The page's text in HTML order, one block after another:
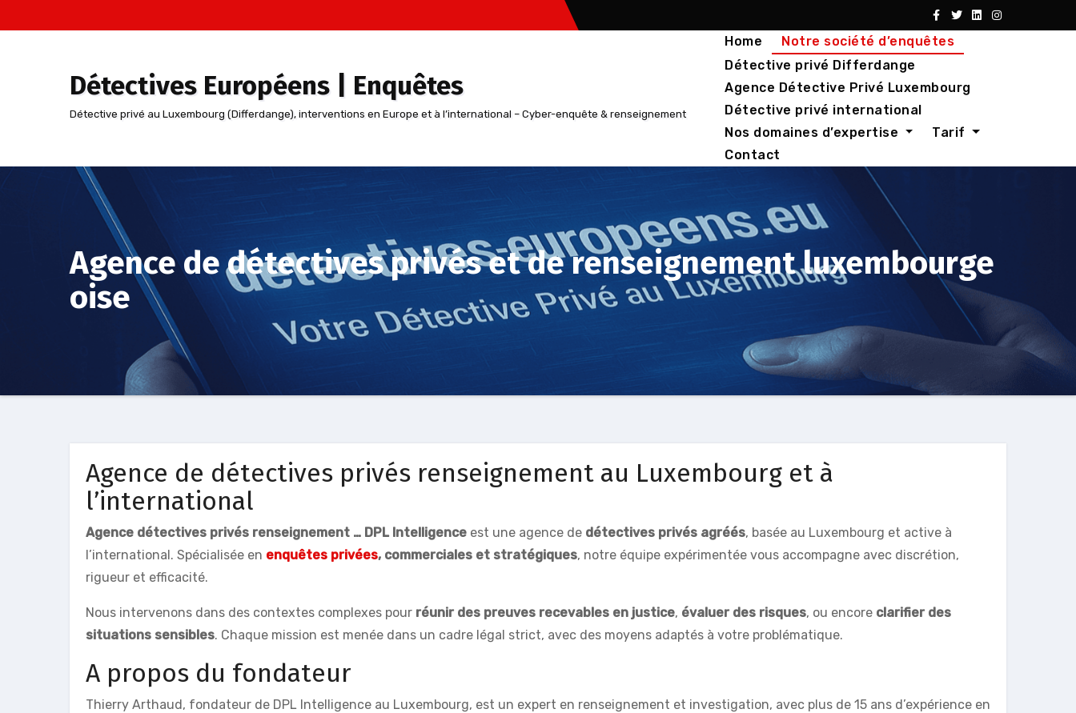
au
Détectives Européens | Enquêtes
Détective privé au Luxembourg (Differdange), interventions en Europe et à l’international – Cyber-enquête & renseignement
Home
Notre société d’enquêtes
Détective privé Differdange
Agence Détective Privé Luxembourg
Détective privé international
Nos domaines d’expertise
Tarif
Contact
Agence de détectives privés et de renseignement luxembourge
oise
Agence de détectives privés renseignement au Luxembourg et à
l’international
Agence détectives privés renseignement … DPL Intelligence est une agence de détectives privés agréés, basée au Luxembourg et active à
l’international. Spécialisée en enquêtes privées, commerciales et stratégiques, notre équipe expérimentée vous accompagne avec discrétion,
rigueur et efficacité.
Nous intervenons dans des contextes complexes pour réunir des preuves recevables en justice, évaluer des risques, ou encore clarifier des
situations sensibles. Chaque mission est menée dans un cadre légal strict, avec des moyens adaptés à votre problématique.
A propos du fondateur
Thierry Arthaud, fondateur de DPL Intelligence au Luxembourg, est un expert en renseignement et investigation, avec plus de 15 ans d’expérience en